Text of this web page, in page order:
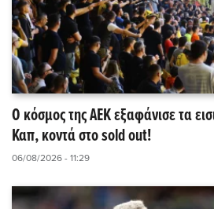
Ο κόσμος της ΑΕΚ εξαφάνισε τα
Καπ, κοντά στο sold out!
06/08/2026 - 11:29